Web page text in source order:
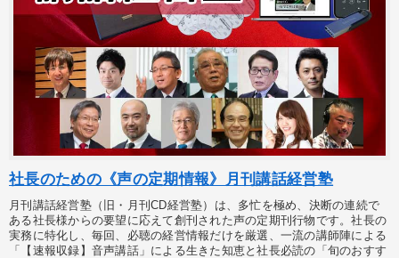
社長のための《声の定期情報》月刊講話経営塾
月刊講話経営塾（旧・月刊CD経営塾）は、多忙を極め、決断の連続で
ある社長様からの要望に応えて創刊された声の定期刊行物です。社長の
実務に特化し、毎回、必聴の経営情報だけを厳選、一流の講師陣による
「【速報収録】音声講話」による生きた知恵と社長必読の「旬のおすす